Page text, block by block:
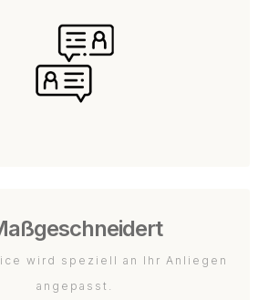
wird speziell an Ihr Anliegen
angepasst.